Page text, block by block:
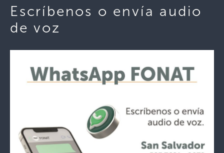
Escríbenos o envía audio
de voz